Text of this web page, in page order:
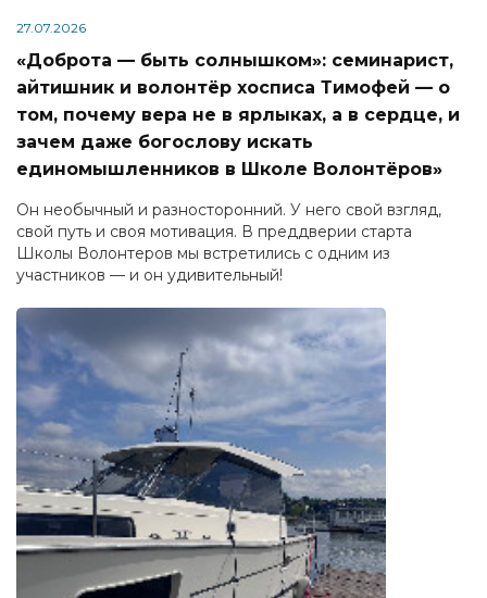
27.07.2026
«Доброта — быть солнышком»: семинарист,
айтишник и волонтёр хосписа Тимофей — о
том, почему вера не в ярлыках, а в сердце, и
зачем даже богослову искать
единомышленников в Школе Волонтёров»
Он необычный и разносторонний. У него свой взгляд,
свой путь и своя мотивация. В преддверии старта
Школы Волонтеров мы встретились с одним из
участников — и он удивительный!